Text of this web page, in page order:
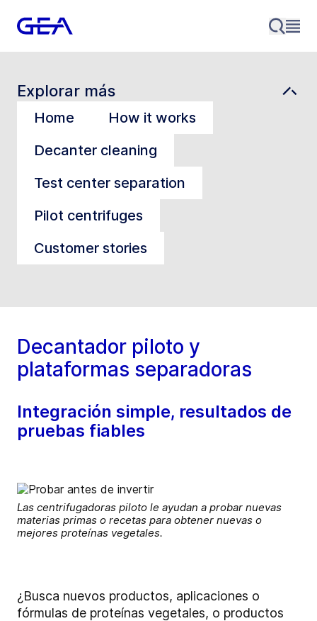
Explorar más
Home
How it works
Decanter cleaning
Test center separation
Pilot centrifuges
Customer stories
Decantador piloto y
plataformas separadoras
Integración simple, resultados de
pruebas fiables
Las centrifugadoras piloto le ayudan a probar nuevas
materias primas o recetas para obtener nuevas o
mejores proteínas vegetales.
¿Busca nuevos productos, aplicaciones o
fórmulas de proteínas vegetales, o productos